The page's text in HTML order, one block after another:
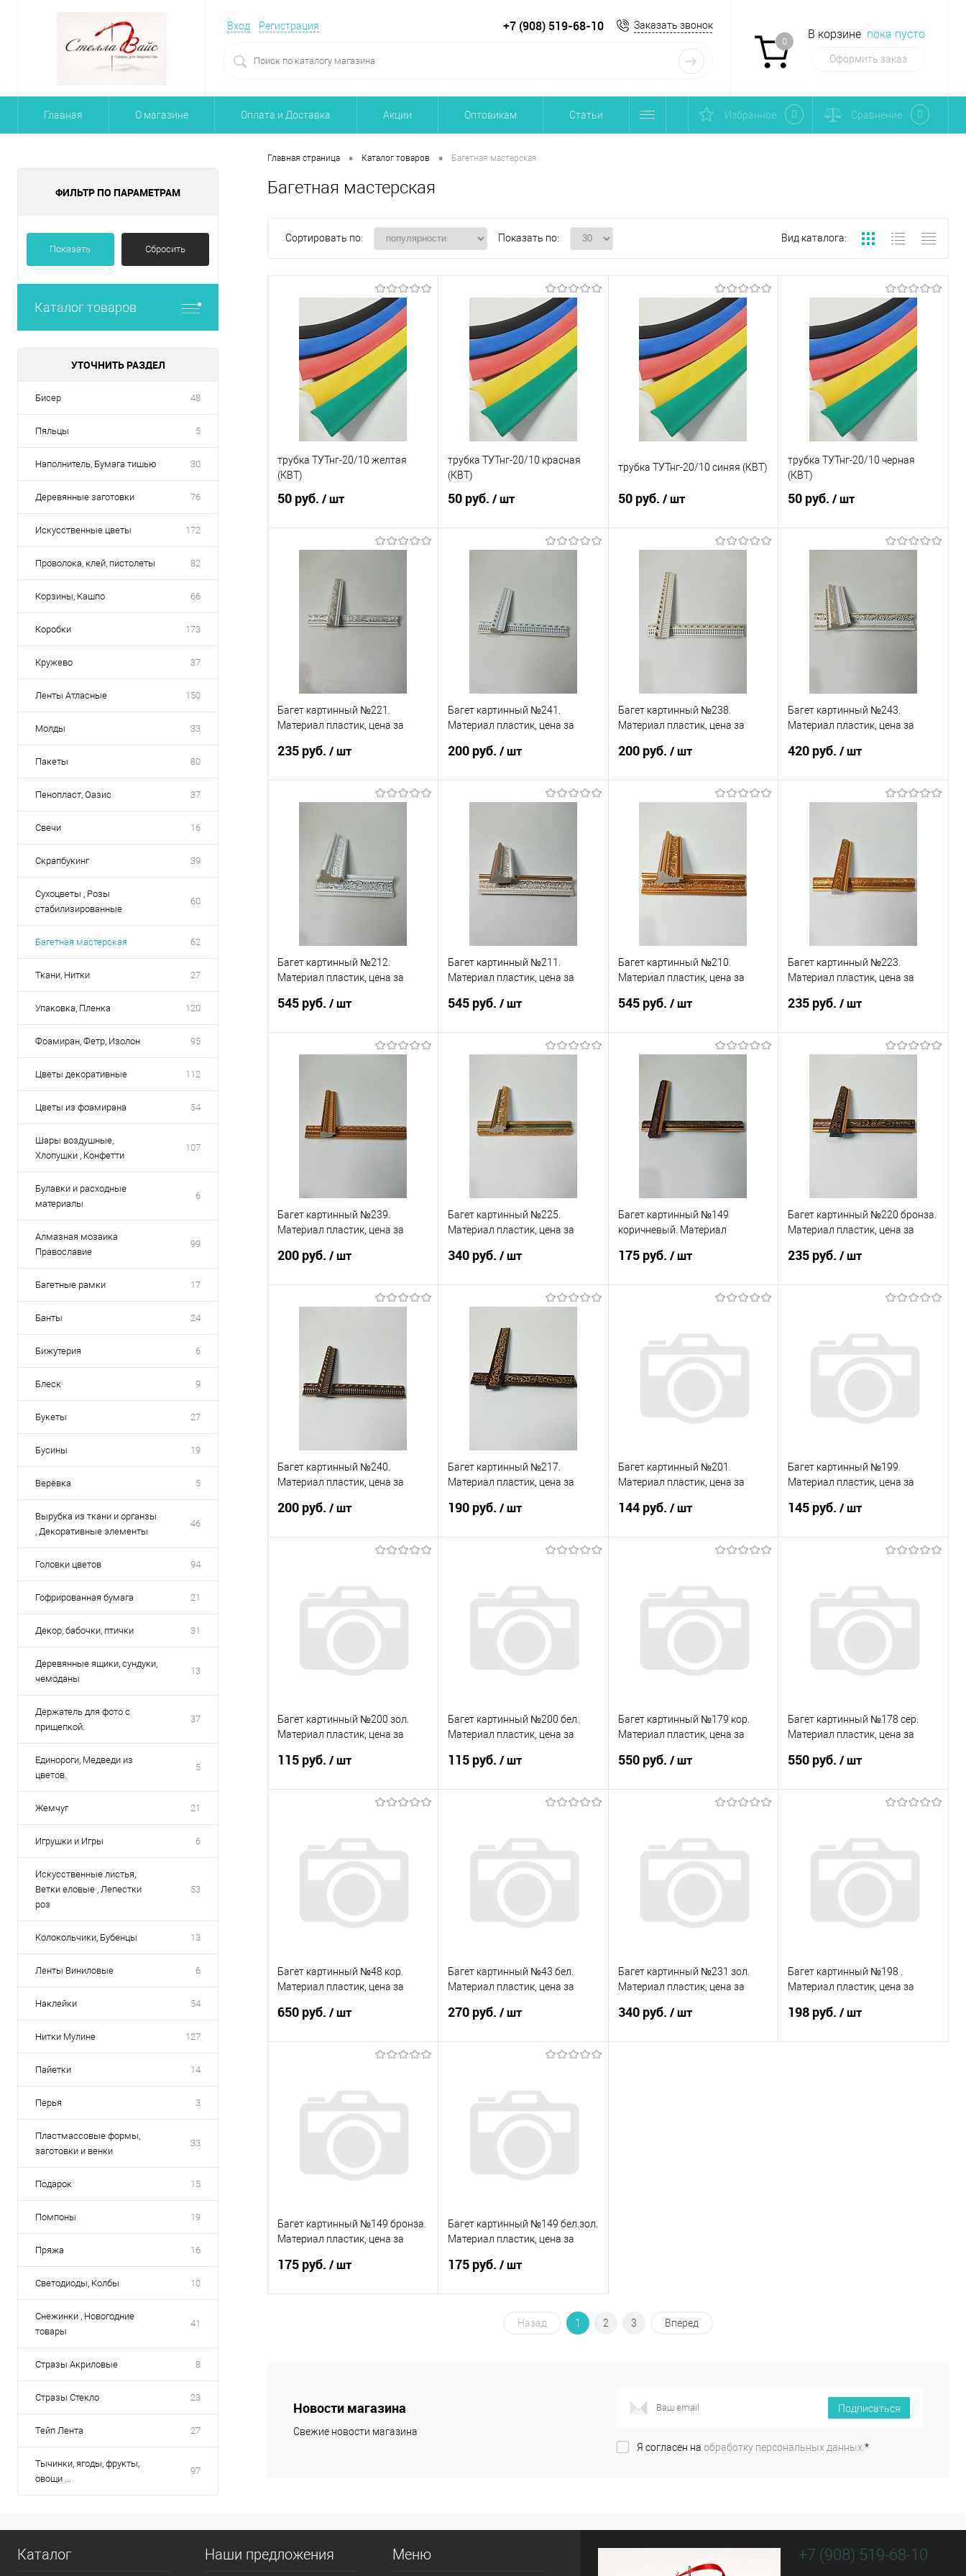
Вход Регистрация +7 (908) 519-68-10 Заказать звонок
0
В корзине пока пусто
Оформить заказ
Главная О магазине Оплата и Доставка Акции Оптовикам Статьи Избранное 0 Сравнение 0
Каталог товаров
УТОЧНИТЬ РАЗДЕЛ
Бисер 48
Пяльцы 5
Наполнитель, Бумага тишью 30
Деревянные заготовки 76
Искусственные цветы 172
Проволока, клей, пистолеты 82
Корзины, Кашпо 66
Коробки 173
Кружево 37
Ленты Атласные 150
Молды 33
Пакеты 80
Пенопласт, Оазис 37
Свечи 16
Скрапбукинг 39
Сухоцветы , Розы
стабилизированные
60
Багетная мастерская 62
Ткани, Нитки 27
Упаковка, Пленка 120
Фоамиран, Фетр, Изолон 95
Цветы декоративные 112
Цветы из фоамирана 54
Шары воздушные,
Хлопушки , Конфетти
107
Булавки и расходные
материалы
6
Алмазная мозаика
Православие
99
Багетные рамки 17
Банты 24
Бижутерия 6
Блеск 9
Букеты 27
Бусины 19
Верёвка 5
Вырубка из ткани и органзы
, Декоративные элементы
46
Головки цветов 94
Гофрированная бумага 21
Декор, бабочки, птички 31
Деревянные ящики, сундуки,
чемоданы
13
Держатель для фото с
прищепкой.
37
Единороги, Медведи из
цветов.
5
Жемчуг 21
Игрушки и Игры 6
Искусственные листья,
Ветки еловые , Лепестки
роз
53
Колокольчики, Бубенцы 13
Ленты Виниловые 6
Наклейки 54
Нитки Mулине 127
Пайетки 14
Перья 3
Пластмассовые формы,
заготовки и венки
33
Подарок 15
Помпоны 19
Пряжа 16
Светодиоды, Колбы 10
Снежинки , Новогодние
товары
41
Стразы Акриловые 8
Стразы Стекло 23
Тейп Лента 27
Тычинки, ягоды, фрукты,
овощи ...
97
ФИЛЬТР ПО ПАРАМЕТРАМ
Показать Сбросить
Главная страница • Каталог товаров • Багетная мастерская
Багетная мастерская
Сортировать по: Показать по: Вид каталога:
трубка ТУТнг-20/10 желтая
(КВТ)
50 руб. / шт
Купить в 1 клик
В избранное
В наличии
трубка ТУТнг-20/10 красная
(КВТ)
50 руб. / шт
Купить в 1 клик
В избранное
трубка ТУТнг-20/10 синяя (КВТ)
50 руб. / шт
Купить в 1 клик
В избранное
трубка ТУТнг-20/10 черная
(КВТ)
50 руб./ шт
Купить в 1 клик
В избранное
В наличии
Багет картинный №221.
Материал пластик, цена за
235 руб. / шт
Купить в 1 клик
В избранное
Багет картинный №241.
Материал пластик, цена за
200 руб. / шт
Купить в 1 клик
В избранное
В наличии
Багет картинный №238.
Материал пластик, цена за
200 руб. / шт
Купить в 1 клик
В избранное
В наличии
Багет картинный №243.
Материал пластик, цена за
420 руб./ шт
Купить в 1 клик
В избранное
Багет картинный №212.
Материал пластик, цена за
545 руб. / шт
Купить в 1 клик
В избранное
В наличии
Багет картинный №211.
Материал пластик, цена за
545 руб. / шт
Купить в 1 клик
В избранное
В наличии
Багет картинный №210.
Материал пластик, цена за
545 руб. / шт
Купить в 1 клик
В избранное
В наличии
Багет картинный №223.
Материал пластик, цена за
235 руб./ шт
Купить в 1 клик
В избранное
В наличии
Багет картинный №239.
Материал пластик, цена за
200 руб. / шт
Купить в 1 клик
В избранное
Багет картинный №225.
Материал пластик, цена за
340 руб. / шт
Купить в 1 клик
В избранное
В наличии
Багет картинный №149
коричневый. Материал
175 руб. / шт
Купить в 1 клик
Сравнение
В избранное
В наличии
Багет картинный №220 бронза.
Материал пластик, цена за
235 руб./ шт
Купить в 1 клик
Сравнение
В избранное
В наличии
Багет картинный №240.
Материал пластик, цена за
200 руб. / шт
Купить в 1 клик
Сравнение
В избранное
В наличии
Багет картинный №217.
Материал пластик, цена за
190 руб. / шт
Купить в 1 клик
Сравнение
В избранное
В наличии
Багет картинный №201.
Материал пластик, цена за
144 руб. / шт
Купить в 1 клик
Сравнение
В избранное
В наличии
Багет картинный №199.
Материал пластик, цена за
145 руб./ шт
Купить в 1 клик
Сравнение
В избранное
В наличии
Багет картинный №200 зол.
Материал пластик, цена за
115 руб. / шт
Купить в 1 клик
Сравнение
В избранное
В наличии
Багет картинный №200 бел.
Материал пластик, цена за
115 руб. / шт
Купить в 1 клик
Сравнение
В избранное
В наличии
Багет картинный №179 кор.
Материал пластик, цена за
550 руб. / шт
Купить в 1 клик
Сравнение
В избранное
В наличии
Багет картинный №178 сер.
Материал пластик, цена за
550 руб./ шт
Купить в 1 клик
Сравнение
В избранное
В наличии
Багет картинный №48 кор.
Материал пластик, цена за
650 руб. / шт
Купить в 1 клик
Сравнение
В избранное
В наличии
Багет картинный №43 бел.
Материал пластик, цена за
270 руб. / шт
Купить в 1 клик
Сравнение
В избранное
В наличии
Багет картинный №231 зол.
Материал пластик, цена за
340 руб. / шт
Багет картинный №198 .
Материал пластик, цена за
198 руб./ шт
Багет картинный №149 бронза.
Материал пластик, цена за
175 руб. / шт
Багет картинный №149 бел.зол.
Материал пластик, цена за
175 руб. / шт
В корзину
Назад 1 2 3 Вперед
Новости магазина
Свежие новости магазина
Подписаться
Я согласен на обработку персональных данных. *
Каталог Наши предложения Меню +7 (908) 519-68-10